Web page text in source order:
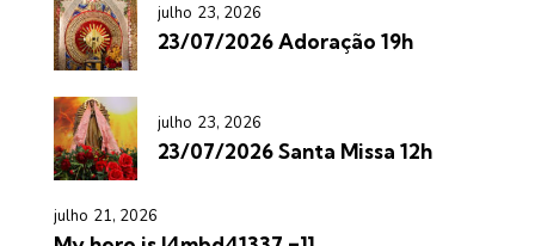
julho 23, 2026
23/07/2026 Adoração 19h
julho 23, 2026
23/07/2026 Santa Missa 12h
julho 21, 2026